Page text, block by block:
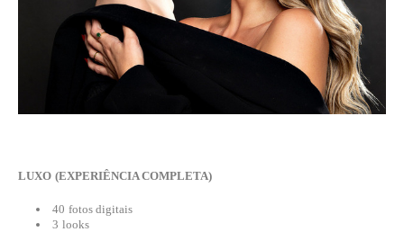
LUXO (EXPERIÊNCIA COMPLETA)
40 fotos digitais
3 looks